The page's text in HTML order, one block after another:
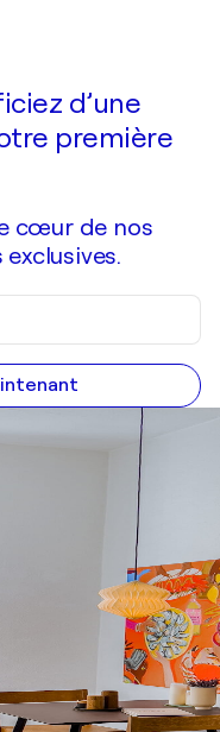
d’une
première
cœur de nos